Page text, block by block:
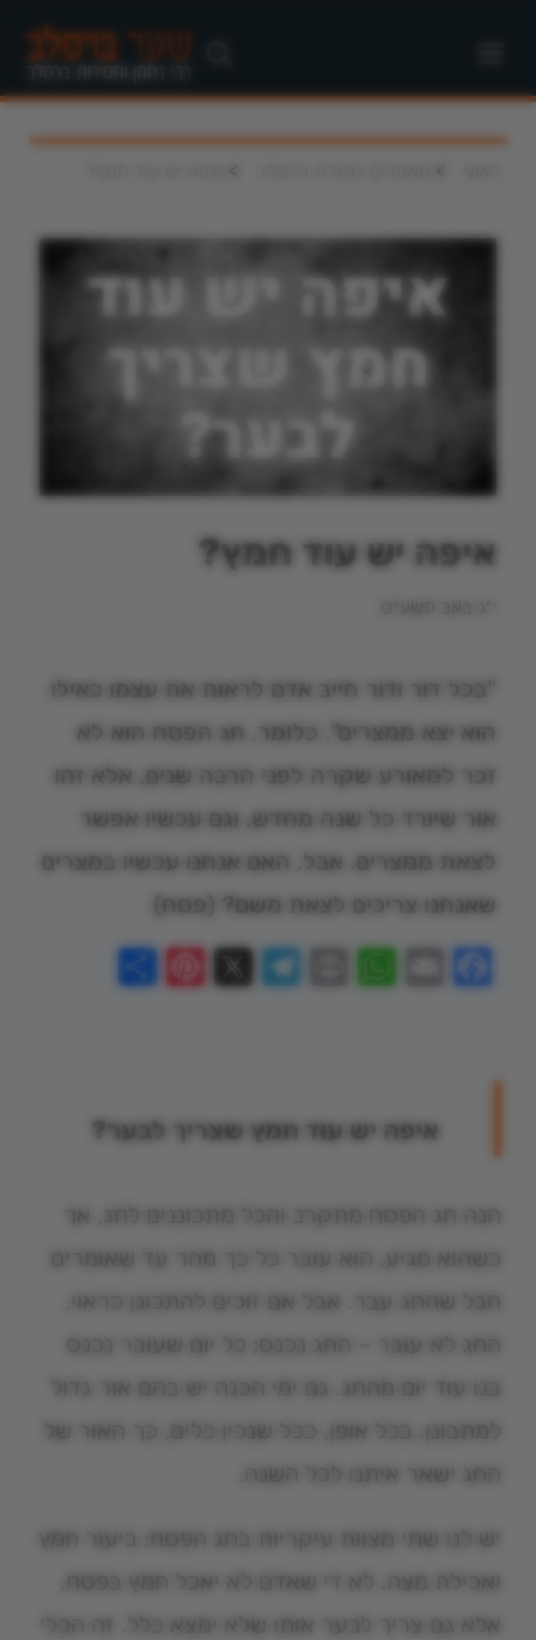
איפה יש עוד חמץ?
י״ג באב תשע״ט
"בכל דור ודור חייב אדם לראות את עצמו כאילו
הוא יצא ממצרים". כלומר, חג הפסח הוא לא
זכר למאורע שקרה לפני הרבה שנים, אלא זהו
אור שיורד כל שנה מחדש, וגם עכשיו אפשר
לצאת ממצרים. אבל, האם אנחנו עכשיו במצרים
שאנחנו צריכים לצאת משם? (פסח)
Facebook
WhatsApp
Print
Telegram
X
איפה יש עוד חמץ שצריך לבער?
הנה חג הפסח מתקרב והכל מתכוננים לחג, אך
כשהוא מגיע, הוא עובר כל כך מהר עד שאומרים
חבל שהחג עבר. אבל אם זוכים להתכונן כראוי,
החג לא עובר – החג נכנס; כל יום שעובר נכנס
בנו עוד יום מהחג. גם ימי הכנה יש בהם אור גדול
למתבונן. בכל אופן, ככל שנכין כלים, כך האור של
החג ישאר איתנו לכל השנה.
יש לנו שתי מצוות עיקריות בחג הפסח: ביעור חמץ
ואכילת מצה. לא די שאדם לא יאכל חמץ בפסח,
אלא גם צריך לבער אותו שלא ימצא כלל. זה הכלי